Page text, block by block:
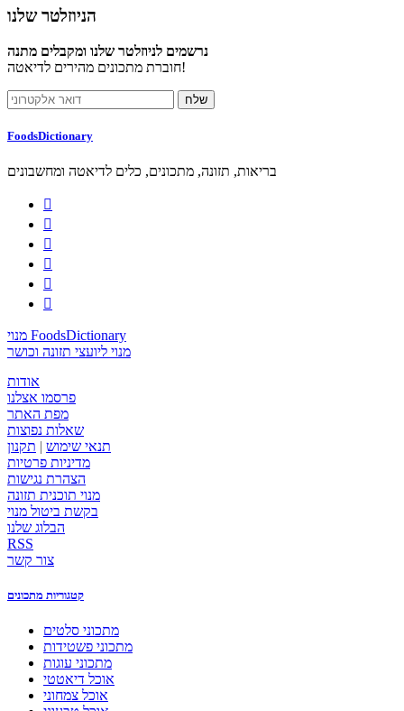
הניוזלטר שלנו
נרשמים לניוזלטר שלנו ומקבלים מתנה
חוברת מתכונים מהירים לדיאטה!
FoodsDictionary
בריאות, תזונה, מתכונים, כלים לדיאטה ומחשבונים






מנוי FoodsDictionary
מנוי ליועצי תזונה וכושר
אודות
פרסמו אצלנו
מפת האתר
שאלות נפוצות
תנאי שימוש | תקנון
מדיניות פרטיות
הצהרת נגישות
מנוי תוכנית תזונה
בקשת ביטול מנוי
הבלוג שלנו
RSS
צור קשר
קטגוריות מתכונים
מתכוני סלטים
מתכוני פשטידות
מתכוני עוגות
אוכל דיאטטי
אוכל צמחוני